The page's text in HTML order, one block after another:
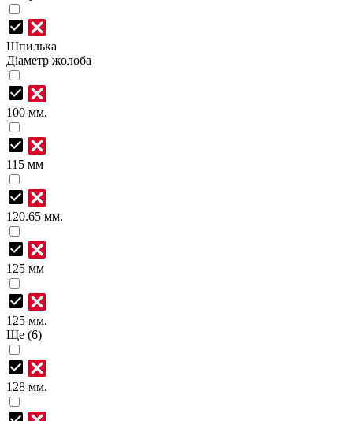
Шпилька
Діаметр жолоба
100 мм.
115 мм
120.65 мм.
125 мм
125 мм.
Ще (6)
128 мм.